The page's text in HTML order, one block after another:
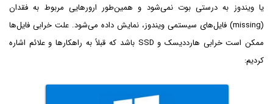
یا ویندوز به درستی بوت نمی‌شود و همین‌طور ارورهایی مربوط به فقدان
(missing) فایل‌های سیستمی ویندوز، نمایش داده می‌شود. علت خرابی فایل‌ها
ممکن است خرابی هارددیسک و SSD باشد که قبلاً به راهکارها و علائم اشاره
کردیم: